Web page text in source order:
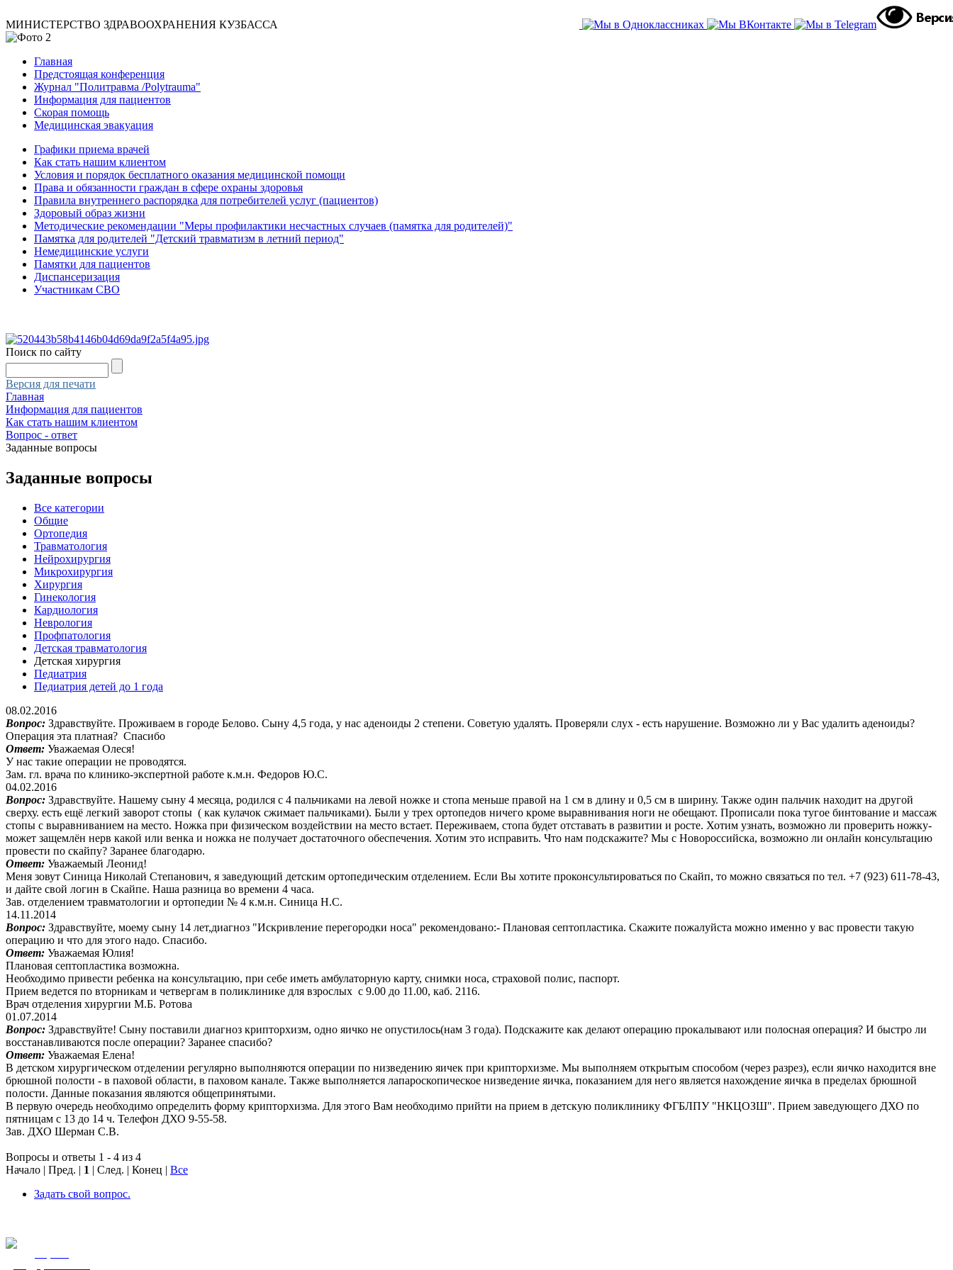
МИНИСТЕРСТВО ЗДРАВООХРАНЕНИЯ КУЗБАССА
Главная
Предстоящая конференция
Журнал "Политравма /Polytrauma"
Информация для пациентов
Скорая помощь
Медицинская эвакуация
Графики приема врачей
Как стать нашим клиентом
Условия и порядок бесплатного оказания медицинской помощи
Права и обязанности граждан в сфере охраны здоровья
Правила внутреннего распорядка для потребителей услуг (пациентов)
Здоровый образ жизни
Методические рекомендации "Меры профилактики несчастных случаев (памятка для родителей)"
Памятка для родителей "Детский травматизм в летний период"
Немедицинские услуги
Памятки для пациентов
Диспансеризация
Участникам СВО
Поиск по сайту
Версия для печати
Главная
Информация для пациентов
Как стать нашим клиентом
Вопрос - ответ
Заданные вопросы
Заданные вопросы
Все категории
Общие
Ортопедия
Травматология
Нейрохирургия
Микрохирургия
Хирургия
Гинекология
Кардиология
Неврология
Профпатология
Детская травматология
Детская хирургия
Педиатрия
Педиатрия детей до 1 года
08.02.2016
Вопрос: Здравствуйте. Проживаем в городе Белово. Сыну 4,5 года, у нас аденоиды 2 степени. Советую удалять. Проверяли слух - есть нарушение. Возможно ли у Вас удалить аденоиды?
Операция эта платная? Спасибо
Ответ: Уважаемая Олеся!
У нас такие операции не проводятся.
Зам. гл. врача по клинико-экспертной работе к.м.н. Федоров Ю.С.
04.02.2016
Вопрос: Здравствуйте. Нашему сыну 4 месяца, родился с 4 пальчиками на левой ножке и стопа меньше правой на 1 см в длину и 0,5 см в ширину. Также один пальчик находит на другой
сверху. есть ещё легкий заворот стопы ( как кулачок сжимает пальчиками). Были у трех ортопедов ничего кроме выравнивания ноги не обещают. Прописали пока тугое бинтование и массаж
стопы с выравниванием на место. Ножка при физическом воздействии на место встает. Переживаем, стопа будет отставать в развитии и росте. Хотим узнать, возможно ли проверить ножку-
может защемлён нерв какой или венка и ножка не получает достаточного обеспечения. Хотим это исправить. Что нам подскажите? Мы с Новороссийска, возможно ли онлайн консультацию
провести по скайпу? Заранее благодарю.
Ответ: Уважаемый Леонид!
Меня зовут Синица Николай Степанович, я заведующий детским ортопедическим отделением. Если Вы хотите проконсультироваться по Скайп, то можно связаться по тел. +7 (923) 611-78-43,
и дайте свой логин в Скайпе. Наша разница во времени 4 часа.
Зав. отделением травматологии и ортопедии № 4 к.м.н. Синица Н.С.
14.11.2014
Вопрос: Здравствуйте, моему сыну 14 лет,диагноз "Искривление перегородки носа" рекомендовано:- Плановая септопластика. Скажите пожалуйста можно именно у вас провести такую
операцию и что для этого надо. Спасибо.
Ответ: Уважаемая Юлия!
Плановая септопластика возможна.
Необходимо привести ребенка на консультацию, при себе иметь амбулаторную карту, снимки носа, страховой полис, паспорт.
Прием ведется по вторникам и четвергам в поликлинике для взрослых с 9.00 до 11.00, каб. 2116.
Врач отделения хирургии М.Б. Ротова
01.07.2014
Вопрос: Здравствуйте! Сыну поставили диагноз крипторхизм, одно яичко не опустилось(нам 3 года). Подскажите как делают операцию прокалывают или полосная операция? И быстро ли
восстанавливаются после операции? Заранее спасибо?
Ответ: Уважаемая Елена!
В детском хирургическом отделении регулярно выполняются операции по низведению яичек при крипторхизме. Мы выполняем открытым способом (через разрез), если яичко находится вне
брюшной полости - в паховой области, в паховом канале. Также выполняется лапароскопическое низведение яичка, показанием для него является нахождение яичка в пределах брюшной
полости. Данные показания являются общепринятыми.
В первую очередь необходимо определить форму крипторхизма. Для этого Вам необходимо прийти на прием в детскую поликлинику ФГБЛПУ "НКЦОЗШ". Прием заведующего ДХО по
пятницам с 13 до 14 ч. Телефон ДХО 9-55-58.
Зав. ДХО Шерман С.В.
Вопросы и ответы 1 - 4 из 4
Начало | Пред. | 1 | След. | Конец | Все
Задать свой вопрос.